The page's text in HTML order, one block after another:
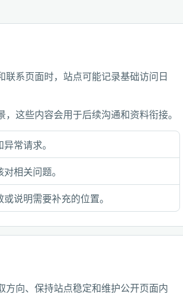
系页面时，站点可能记录基础访问日
这些内容会用于后续沟通和资料衔接。
常请求。
相关问题。
说明需要补充的位置。
方向、保持站点稳定和维护公开页面内